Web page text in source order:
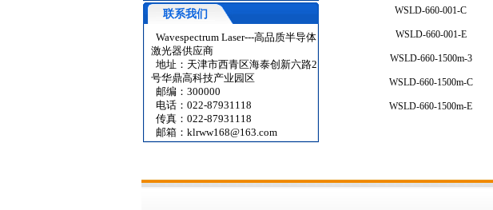
联系我们
Wavespectrum Laser---高品质半导体
激光器供应商
地址：天津市西青区海泰创新六路2
号华鼎高科技产业园区
邮编：300000
电话：022-87931118
传真：022-87931118
邮箱： klrww168@163.com
WSLD-660-001-C
WSLD-660-001-E
WSLD-660-1500m-3
WSLD-660-1500m-C
WSLD-660-1500m-E